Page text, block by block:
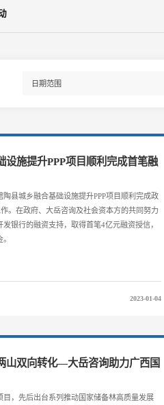
设施提升PPP项目顺利完成首笔融
县城乡融合基础设施提升PPP项目顺利完成政
。在政府、大岳咨询及社会资本方的共同努力
发银行的融资支持，取得首笔4亿元融资授信，
2023-01-04
山双向转化—大岳咨询助力广西国
，先后出台系列推动国家储备林高质量发展